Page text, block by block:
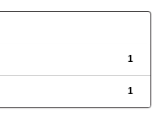
1
1